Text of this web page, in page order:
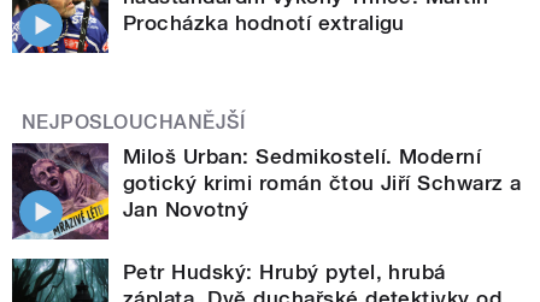
Procházka hodnotí extraligu
NEJPOSLOUCHANĚJŠÍ
Miloš Urban: Sedmikostelí. Moderní
gotický krimi román čtou Jiří Schwarz a
Jan Novotný
Petr Hudský: Hrubý pytel, hrubá